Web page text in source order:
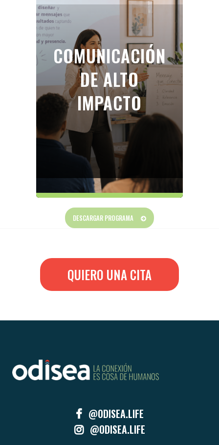
COMUNICACIÓN
DE ALTO
IMPACTO
DESCARGAR PROGRAMA
QUIERO UNA CITA
@ODISEA.LIFE
@ODISEA.LIFE